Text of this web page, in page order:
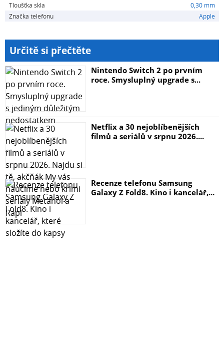
Tloušťka skla
0,30 mm
Značka telefonu
Apple
Určitě si přečtěte
Nintendo Switch 2 po prvním
roce. Smysluplný upgrade s...
Netflix a 30 nejoblíbenějších
filmů a seriálů v srpnu 2026....
Recenze telefonu Samsung
Galaxy Z Fold8. Kino i kancelář,...